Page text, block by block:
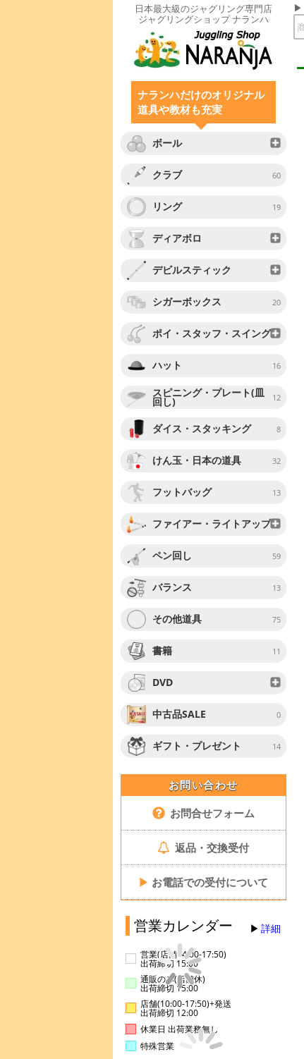
日本最大級のジャグリング専門店
ジャグリングショップ ナランハ
ナランハだけのオリジナル
道具や教材も充実
ボール
クラブ 60
リング 19
ディアボロ
デビルスティック
シガーボックス 20
ポイ・スタッフ・スイング
ハット 16
スピニング・プレート(皿
回し) 12
ダイス・スタッキング 8
けん玉・日本の道具 32
フットバッグ 13
ファイアー・ライトアップ
ペン回し 59
バランス 13
その他道具 75
書籍 11
DVD
中古品SALE 0
ギフト・プレゼント 14
お問い合わせ
お問合せフォーム
返品・交換受付
▶ お電話での受付について
営業カレンダー 詳細
営業(店舗14:00-17:50)
出荷締切 15:00
通販のみ(店舗休)
出荷締切 15:00
店舗(10:00-17:50)+発送
出荷締切 12:00
休業日 出荷業務無し
特殊営業